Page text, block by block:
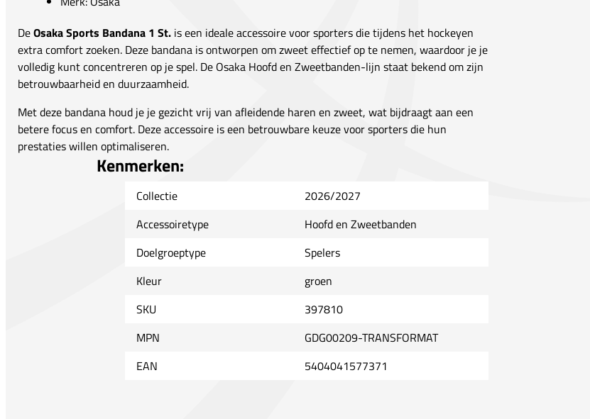
DeOsaka Sports Bandana 1 St. is een ideale accessoire voor sporters die tijdens het hockeyen
extra comfort zoeken. Deze bandana is ontworpen om zweet effectief op te nemen, waardoor je je
volledig kunt concentreren op je spel. De Osaka Hoofd en Zweetbanden-lijn staat bekend om zijn
betrouwbaarheid en duurzaamheid.
Met deze bandana houd je je gezicht vrij van afleidende haren en zweet, wat bijdraagt aan een
betere focus en comfort. Deze accessoire is een betrouwbare keuze voor sporters die hun
prestaties willen optimaliseren.
Kenmerken:
Collectie
2026/2027
Accessoiretype
Hoofd en Zweetbanden
Doelgroeptype
Spelers
Kleur
groen
SKU
397810
MPN
GDG00209-TRANSFORMAT
EAN
5404041577371